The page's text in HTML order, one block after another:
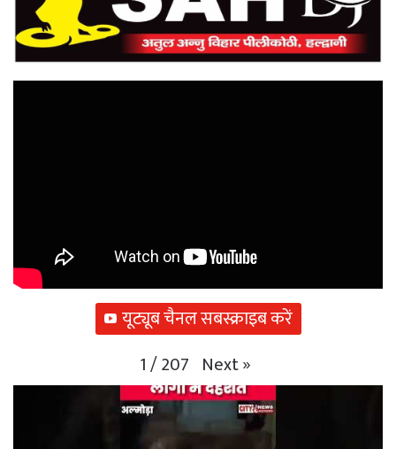
यूट्यूब चैनल सबस्क्राइब करें
1/207 Next»